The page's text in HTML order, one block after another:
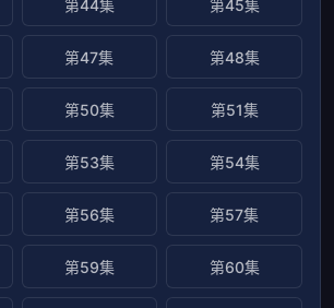
第44集 第45集
第47集 第48集
第50集 第51集
第53集 第54集
第56集 第57集
第59集 第60集